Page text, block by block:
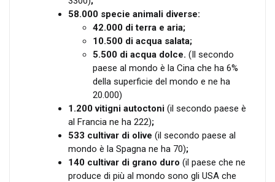
58.000 specie animali diverse:
42.000 di terra e aria;
10.500 di acqua salata;
5.500 di acqua dolce. (Il secondo
paese al mondo è la Cina che ha 6%
della superficie del mondo e ne ha
20.000)
1.200 vitigni autoctoni (il secondo paese è
al Francia ne ha 222);
533 cultivar di olive (il secondo paese al
mondo è la Spagna ne ha 70);
140 cultivar di grano duro (il paese che ne
produce di più al mondo sono gli USA che